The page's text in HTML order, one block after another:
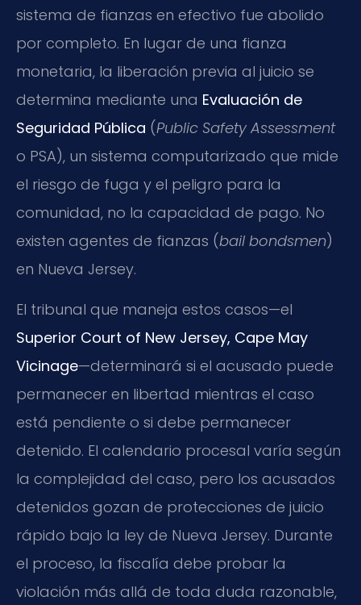
sistema de fianzas en efectivo fue abolido
por completo. En lugar de una fianza
monetaria, la liberación previa al juicio se
determina mediante una Evaluación de
Seguridad Pública (Public Safety Assessment
o PSA), un sistema computarizado que mide
el riesgo de fuga y el peligro para la
comunidad, no la capacidad de pago. No
existen agentes de fianzas (bail bondsmen)
en Nueva Jersey.
El tribunal que maneja estos casos—el
Superior Court of New Jersey, Cape May
Vicinage—determinará si el acusado puede
permanecer en libertad mientras el caso
está pendiente o si debe permanecer
detenido. El calendario procesal varía según
la complejidad del caso, pero los acusados
detenidos gozan de protecciones de juicio
rápido bajo la ley de Nueva Jersey. Durante
el proceso, la fiscalía debe probar la
violación más allá de toda duda razonable,